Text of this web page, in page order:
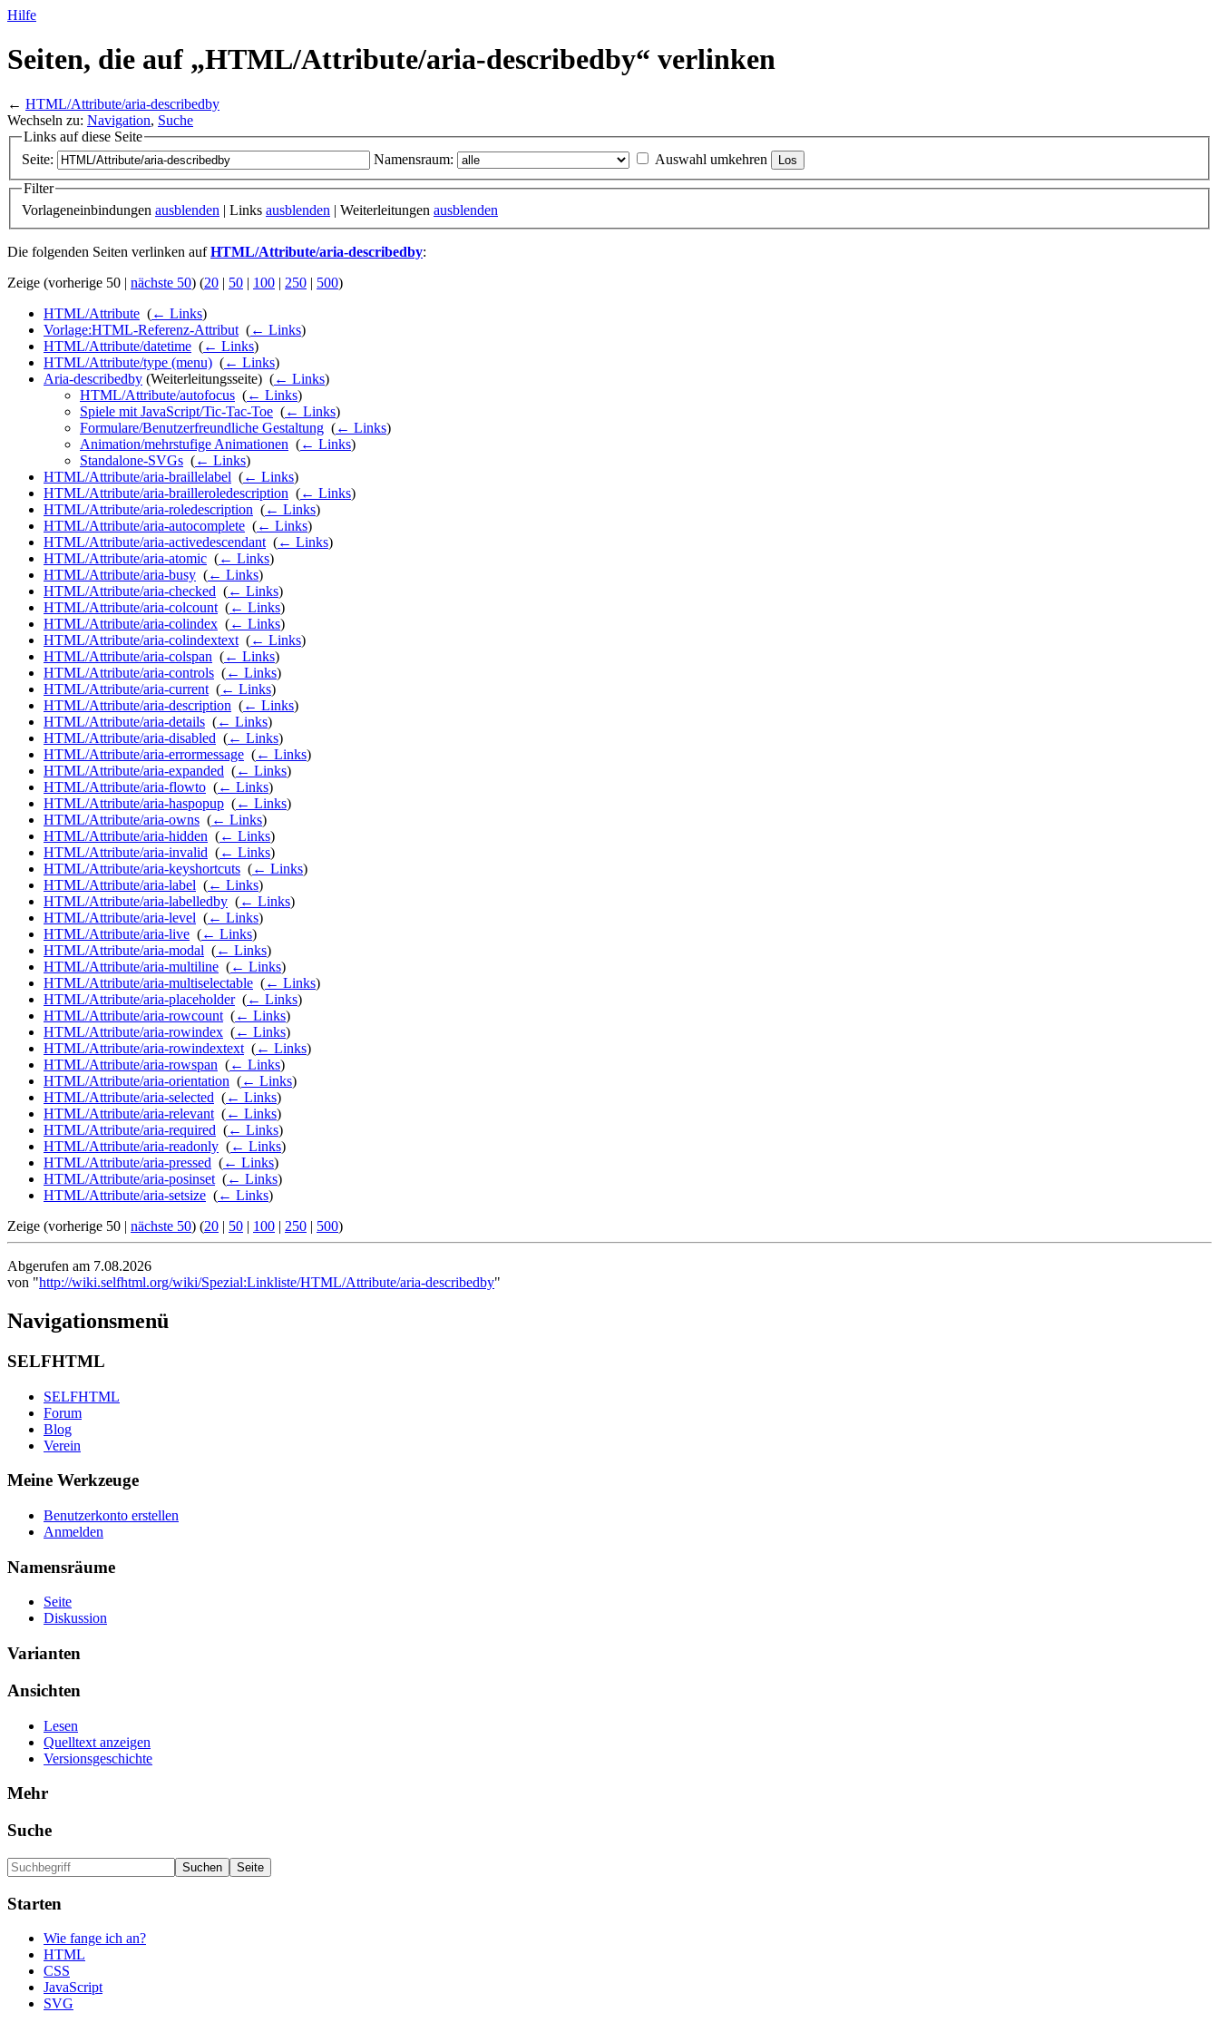
Hilfe
Seiten, die auf „HTML/Attribute/aria-describedby“ verlinken
← HTML/Attribute/aria-describedby
Wechseln zu: Navigation, Suche
Links auf diese Seite
Seite:
Namensraum:
Auswahl umkehren
Filter
Vorlageneinbindungen ausblenden | Links ausblenden | Weiterleitungen ausblenden
Die folgenden Seiten verlinken aufHTML/Attribute/aria-describedby:
Zeige (vorherige 50 | nächste 50) (20 | 50 | 100 | 250 | 500)
HTML/Attribute (← Links)
Vorlage:HTML-Referenz-Attribut (← Links)
HTML/Attribute/datetime (← Links)
HTML/Attribute/type (menu) (← Links)
Aria-describedby (Weiterleitungsseite) ‎ (← Links)
HTML/Attribute/autofocus (← Links)
Spiele mit JavaScript/Tic-Tac-Toe (← Links)
Formulare/Benutzerfreundliche Gestaltung (← Links)
Animation/mehrstufige Animationen (← Links)
Standalone-SVGs (← Links)
HTML/Attribute/aria-braillelabel (← Links)
HTML/Attribute/aria-brailleroledescription (← Links)
HTML/Attribute/aria-roledescription (← Links)
HTML/Attribute/aria-autocomplete (← Links)
HTML/Attribute/aria-activedescendant (← Links)
HTML/Attribute/aria-atomic (← Links)
HTML/Attribute/aria-busy (← Links)
HTML/Attribute/aria-checked (← Links)
HTML/Attribute/aria-colcount (← Links)
HTML/Attribute/aria-colindex (← Links)
HTML/Attribute/aria-colindextext (← Links)
HTML/Attribute/aria-colspan (← Links)
HTML/Attribute/aria-controls (← Links)
HTML/Attribute/aria-current (← Links)
HTML/Attribute/aria-description (← Links)
HTML/Attribute/aria-details (← Links)
HTML/Attribute/aria-disabled (← Links)
HTML/Attribute/aria-errormessage (← Links)
HTML/Attribute/aria-expanded (← Links)
HTML/Attribute/aria-flowto (← Links)
HTML/Attribute/aria-haspopup (← Links)
HTML/Attribute/aria-owns (← Links)
HTML/Attribute/aria-hidden (← Links)
HTML/Attribute/aria-invalid (← Links)
HTML/Attribute/aria-keyshortcuts (← Links)
HTML/Attribute/aria-label (← Links)
HTML/Attribute/aria-labelledby (← Links)
HTML/Attribute/aria-level (← Links)
HTML/Attribute/aria-live (← Links)
HTML/Attribute/aria-modal (← Links)
HTML/Attribute/aria-multiline (← Links)
HTML/Attribute/aria-multiselectable (← Links)
HTML/Attribute/aria-placeholder‎ (← Links)
HTML/Attribute/aria-rowcount (← Links)
HTML/Attribute/aria-rowindex (← Links)
HTML/Attribute/aria-rowindextext (← Links)
HTML/Attribute/aria-rowspan (← Links)
HTML/Attribute/aria-orientation (← Links)
HTML/Attribute/aria-selected (← Links)
HTML/Attribute/aria-relevant (← Links)
HTML/Attribute/aria-required (← Links)
HTML/Attribute/aria-readonly (← Links)
HTML/Attribute/aria-pressed (← Links)
HTML/Attribute/aria-posinset (← Links)
HTML/Attribute/aria-setsize (← Links)
Zeige (vorherige 50 | nächste 50) (20 | 50 | 100 | 250 | 500)
Abgerufen am 7.08.2026
von "http://wiki.selfhtml.org/wiki/Spezial:Linkliste/HTML/Attribute/aria-describedby"
Navigationsmenü
SELFHTML
SELFHTML
Forum
Blog
Verein
Meine Werkzeuge
Benutzerkonto erstellen
Anmelden
Namensräume
Seite
Diskussion
Varianten
Ansichten
Lesen
Quelltext anzeigen
Versionsgeschichte
Mehr
Suche
Starten
Wie fange ich an?
HTML
CSS
JavaScript
SVG